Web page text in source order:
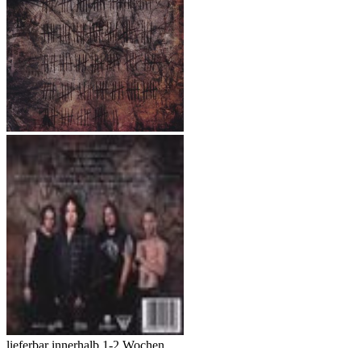
lieferbar innerhalb 1-2 Wochen